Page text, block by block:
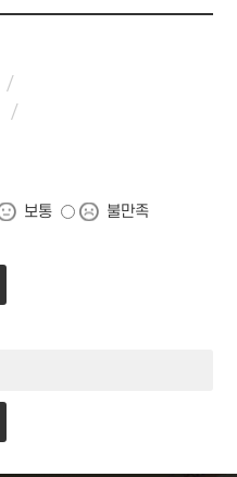
보통
불만족